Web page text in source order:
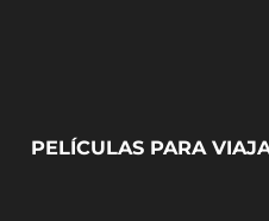
PELÍCULAS PARA